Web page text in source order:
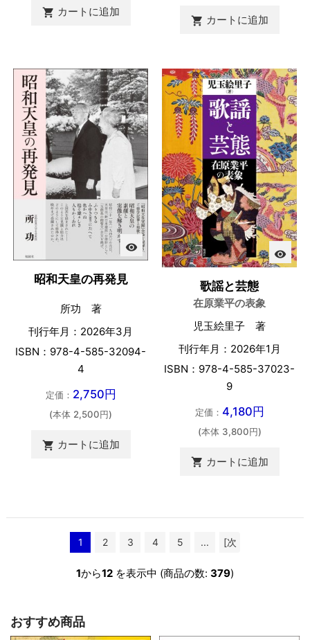
 カートに追加
 カートに追加
visibility
昭和天皇の再発見
所功 著
刊行年月：2026年3月
ISBN：978-4-585-32094-
4
定価： 2,750円
(本体 2,500円)
 カートに追加
visibility
歌謡と芸態
在原業平の表象
児玉絵里子 著
刊行年月：2026年1月
ISBN：978-4-585-37023-
9
定価： 4,180円
(本体 3,800円)
 カートに追加
1 2 3 4 5 ...
[次
1から12 を表示中 (商品の数: 379)
おすすめ商品